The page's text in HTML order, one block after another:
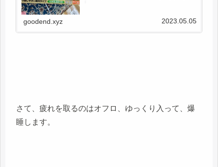
goodend.xyz 2023.05.05
さて、疲れを取るのはオフロ、ゆっくり入って、爆
睡します。